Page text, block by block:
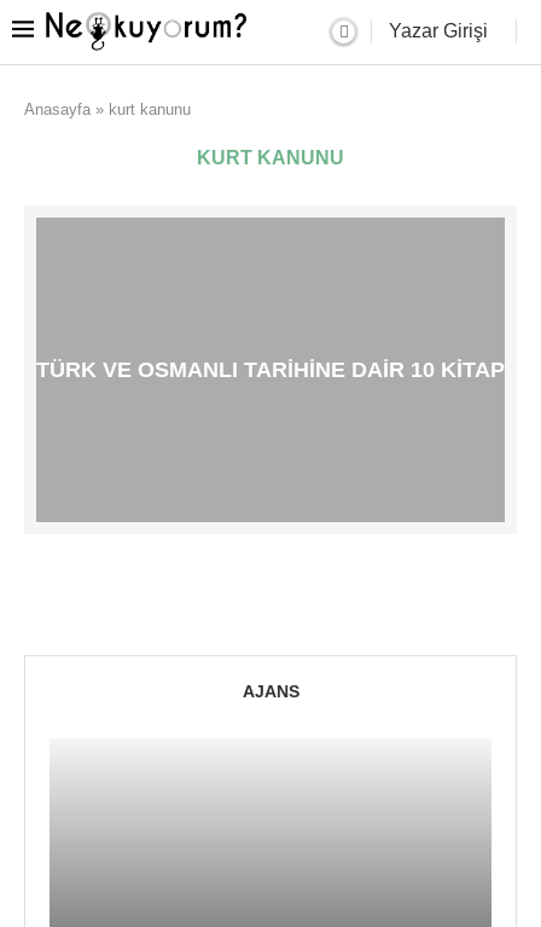
Yazar Girişi
Anasayfa » kurt kanunu
KURT KANUNU
TÜRK VE OSMANLI TARIHINE DAIR 10 KITAP
AJANS